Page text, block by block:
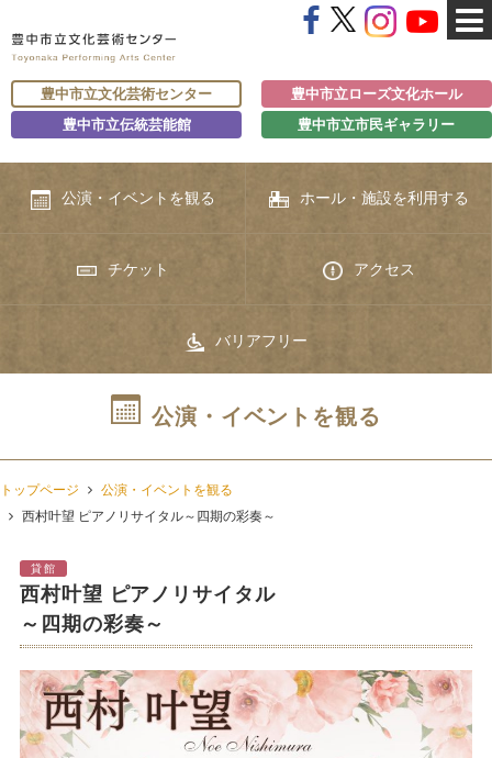
豊中市立文化芸術センター
豊中市立ローズ文化ホール
豊中市立伝統芸能館
豊中市立市民ギャラリー
公演・イベントを観る ホール・施設を利用する
チケット アクセス
バリアフリー
公演・イベントを観る
トップページ
公演・イベントを観る
西村叶望 ピアノリサイタル～四期の彩奏～
貸館
西村叶望 ピアノリサイタル
～四期の彩奏～